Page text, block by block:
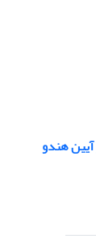
آیین هندو